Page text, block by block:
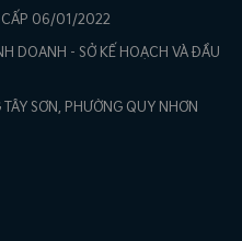
CẤP 06/01/2022
DOANH - SỞ KẾ HOẠCH VÀ ĐẦU
SƠN, PHƯỜNG QUY NHƠN